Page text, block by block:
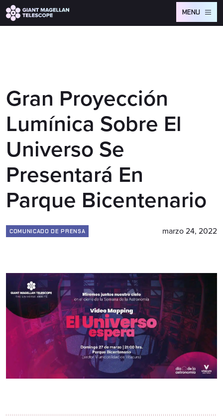
Global site tag (gtag.js) - Google Analytics
MENU
Gran Proyección
Lumínica Sobre El
Universo Se
Presentará En
Parque Bicentenario
COMUNICADO DE PRENSA marzo 24, 2022